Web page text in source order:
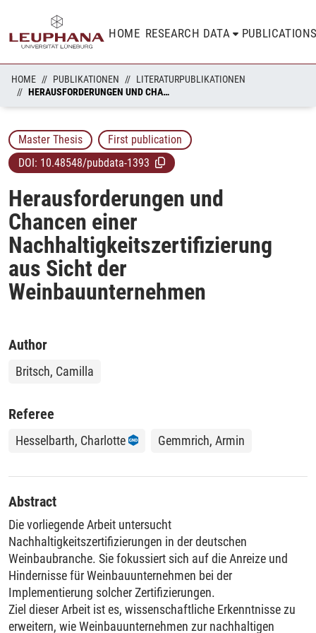
HOME RESEARCH DATA
HOME PUBLIKATIONEN
LITERATURPUBLIKATIONEN
HERAUSFORDERUNGEN UND CHANCEN EINER NACHHALTIGKEITSZERTIFIZIERUNG AUS SICHT DER WEINBAUUNTERNEHMEN
Master Thesis
First publication
DOI: 10.48548/pubdata-1393
Herausforderungen und
Chancen einer
Nachhaltigkeitszertifizierung
aus Sicht der
Weinbauunternehmen
Author
Britsch, Camilla
Referee
Hesselbarth, Charlotte Gemmrich, Armin
Abstract
Die vorliegende Arbeit untersucht
Nachhaltigkeitszertifizierungen in der deutschen
Weinbaubranche. Sie fokussiert sich auf die Anreize und
Hindernisse für Weinbauunternehmen bei der
Implementierung solcher Zertifizierungen.
Ziel dieser Arbeit ist es, wissenschaftliche Erkenntnisse zu
erweitern, wie Weinbauunternehmen zur nachhaltigen